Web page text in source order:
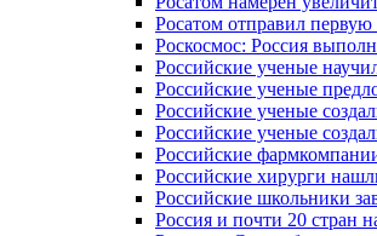
Росатом отправил
Роскосмос: Россия
Российские ученые
Российские ученые
Российские ученые
Российские ученые
Российские
Российские хирурги
Российские школьники
Россия и почти 20 стран